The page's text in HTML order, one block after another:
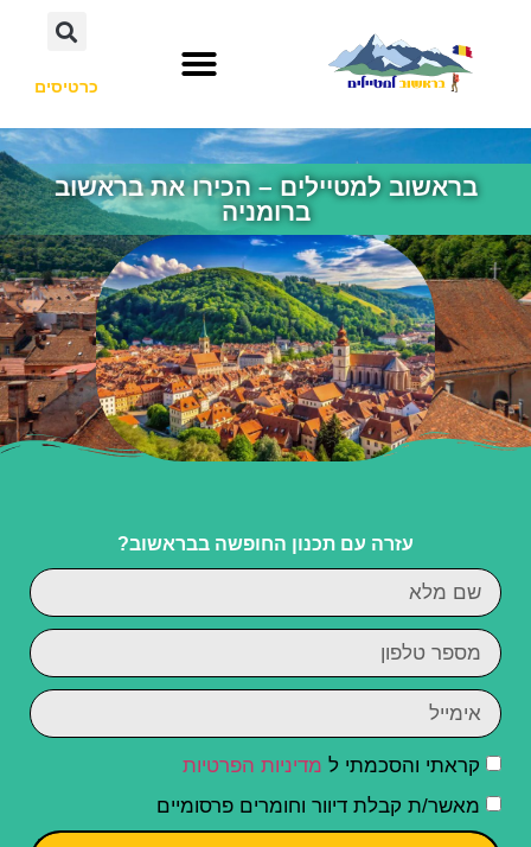
כרטיסים
בראשוב למטיילים – הכירו את בראשוב
ברומניה
עזרה עם תכנון החופשה בבראשוב?
קראתי והסכמתי ל מדיניות הפרטיות
מאשר/ת קבלת דיוור וחומרים פרסומיים